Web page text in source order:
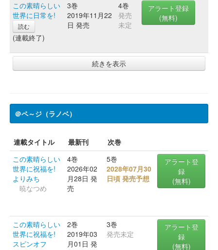
この素晴らしい
世界に日常を!
読む
(連載終了)
3巻
2019年11月22
日 発売
4巻
発売
未定
アラート登録
(無料)
続きを表示
＠ペ～ジ（ラノベ）
連載タイトル 最新刊
次巻
この素晴らしい
世界に祝福を!
よりみち
暁なつめ
4巻
2026年02
月28日 発
売
5巻
2028年07月30
日頃 発売予想
アラート登
録
(無料)
この素晴らしい
世界に祝福を!
スピンオフ
2巻
2019年03
月01日 発
3巻
発売未定
アラート登
録
(無料)